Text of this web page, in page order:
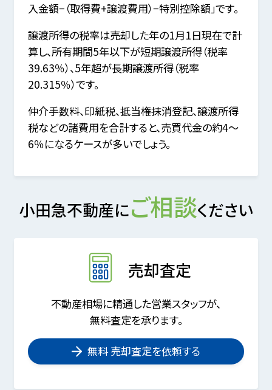
入金額−（取得費+譲渡費用）−特別控除額」です。
譲渡所得の税率は売却した年の1月1日現在で計
算し、所有期間5年以下が短期譲渡所得（税率
39.63％）、5年超が長期譲渡所得（税率
20.315％）です。
仲介手数料、印紙税、抵当権抹消登記、譲渡所得
税などの諸費用を合計すると、売買代金の約4～
6％になるケースが多いでしょう。
小田急不動産にご相談ください
売却査定
不動産相場に精通した営業スタッフが、
無料査定を承ります。
無料 売却査定を依頼する